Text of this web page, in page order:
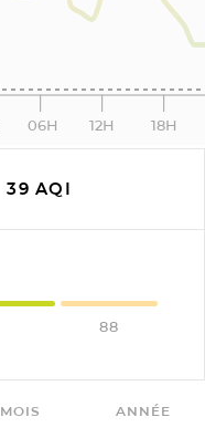
06H 12H 18H
39 AQI
88
MOIS ANNÉE